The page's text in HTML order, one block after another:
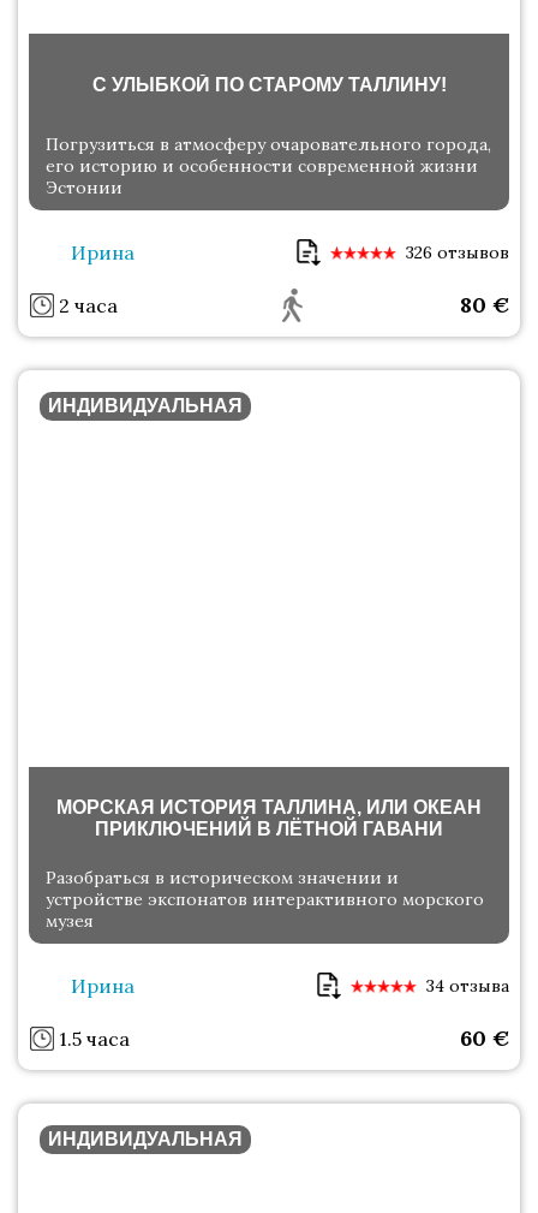
С УЛЫБКОЙ ПО СТАРОМУ ТАЛЛИНУ!
Погрузиться в атмосферу очаровательного города,
его историю и особенности современной жизни
Эстонии
Ирина 326 отзывов
2 часа 80 €
ИНДИВИДУАЛЬНАЯ
МОРСКАЯ ИСТОРИЯ ТАЛЛИНА, ИЛИ ОКЕАН
ПРИКЛЮЧЕНИЙ В ЛЁТНОЙ ГАВАНИ
Разобраться в историческом значении и
устройстве экспонатов интерактивного морского
музея
Ирина 34 отзыва
1.5 часа 60 €
ИНДИВИДУАЛЬНАЯ